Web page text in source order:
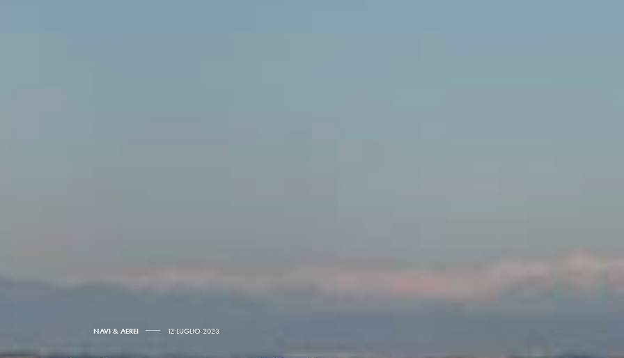
NAVI & AEREI 12 LUGLIO 2023